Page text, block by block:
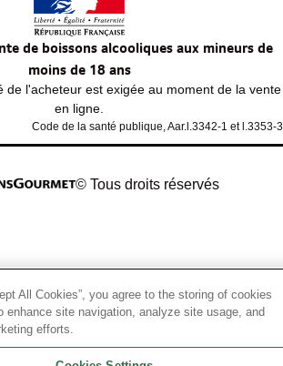
de boissons alcooliques aux mineurs de
moins de 18 ans
de l'acheteur est exigée au moment de la vente
en ligne.
Code de la santé publique, Aar.l.3342-1 et l.3353-3
© Tous droits réservés
All Cookies”, you agree to the storing of cookies
enhance site navigation, analyze site usage, and
efforts.